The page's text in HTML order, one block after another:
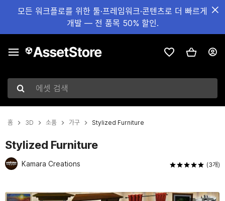
모든 워크플로를 위한 툴·프레임워크·콘텐츠로 더 빠르게
개발 — 전 품목 50% 할인.
에셋 검색
홈 3D 소품 가구 Stylized Furniture
Stylized Furniture
Kamara Creations (3개)
현재 슬라이드: 1 / 11